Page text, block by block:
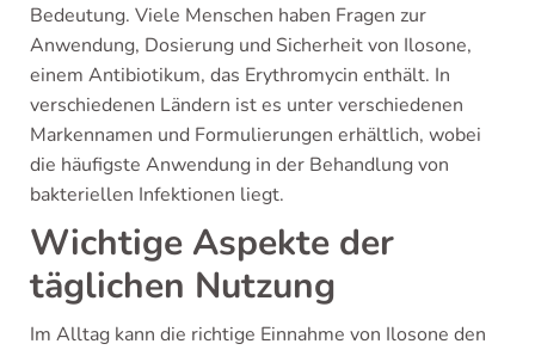
Bedeutung. Viele Menschen haben Fragen zur
Anwendung, Dosierung und Sicherheit von Ilosone,
einem Antibiotikum, das Erythromycin enthält. In
verschiedenen Ländern ist es unter verschiedenen
Markennamen und Formulierungen erhältlich, wobei
die häufigste Anwendung in der Behandlung von
bakteriellen Infektionen liegt.
Wichtige Aspekte der
täglichen Nutzung
Im Alltag kann die richtige Einnahme von Ilosone den